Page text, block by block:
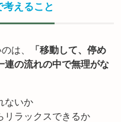
えること
は、
「移動して、停め
連の流れの中で無理がな
ないか
リラックスできるか